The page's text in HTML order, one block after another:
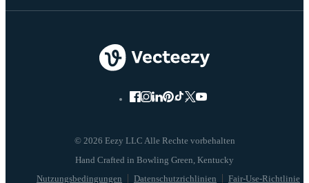
© 2026 Eezy LLC Alle Rechte vorbehalten
Nutzungsbedingungen Datenschutzrichlinien Fair-Use-Richtlinie